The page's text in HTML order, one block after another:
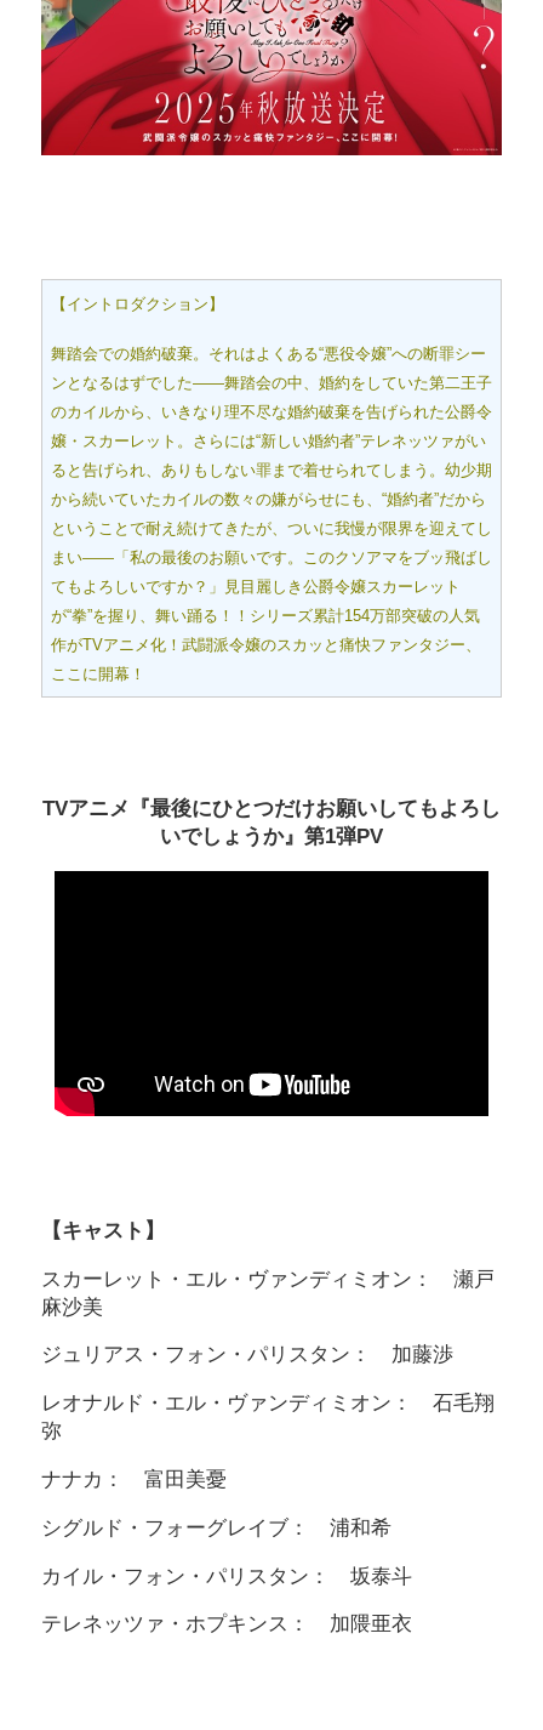
【イントロダクション】
舞踏会での婚約破棄。それはよくある“悪役令嬢”への断罪シー
ンとなるはずでした――舞踏会の中、婚約をしていた第二王子
のカイルから、いきなり理不尽な婚約破棄を告げられた公爵令
嬢・スカーレット。さらには“新しい婚約者”テレネッツァがい
ると告げられ、ありもしない罪まで着せられてしまう。幼少期
から続いていたカイルの数々の嫌がらせにも、“婚約者”だから
ということで耐え続けてきたが、ついに我慢が限界を迎えてし
まい――「私の最後のお願いです。このクソアマをブッ飛ばし
てもよろしいですか？」見目麗しき公爵令嬢スカーレット
が“拳”を握り、舞い踊る！！シリーズ累計154万部突破の人気
作がTVアニメ化！武闘派令嬢のスカッと痛快ファンタジー、
ここに開幕！
TVアニメ『最後にひとつだけお願いしてもよろし
いでしょうか』第1弾PV
【キャスト】
スカーレット・エル・ヴァンディミオン： 瀬戸
麻沙美
ジュリアス・フォン・パリスタン： 加藤渉
レオナルド・エル・ヴァンディミオン： 石毛翔
弥
ナナカ： 富田美憂
シグルド・フォーグレイブ： 浦和希
カイル・フォン・パリスタン： 坂泰斗
テレネッツァ・ホプキンス： 加隈亜衣